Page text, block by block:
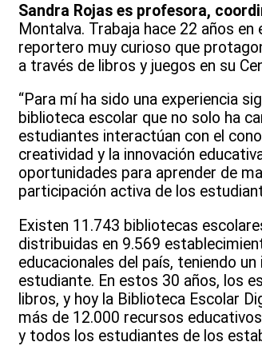
Sandra Rojas es profesora,
Montalva. Trabaja hace 22 años
reportero muy curioso que
a través de libros y juegos en su
“Para mí ha sido una experiencia
biblioteca escolar que no solo ha
estudiantes interactúan con el
creatividad y la innovación
oportunidades para aprender de
participación activa de los
Existen 11.743 bibliotecas
distribuidas en 9.569
educacionales del país, teniendo
estudiante. En estos 30 años, los
libros, y hoy la Biblioteca Escolar
más de 12.000 recursos
y todos los estudiantes de los